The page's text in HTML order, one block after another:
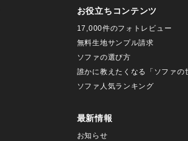
お役立ちコンテンツ
17,000件のフォトレビュー
無料生地サンプル請求
ソファの選び方
誰かに教えたくなる「ソファの
ソファ人気ランキング
最新情報
お知らせ